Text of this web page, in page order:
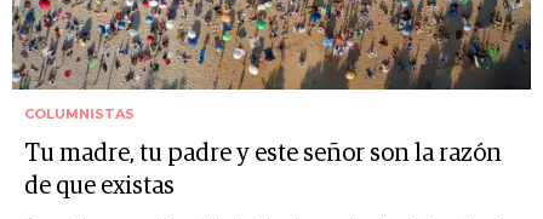
COLUMNISTAS
Tu madre, tu padre y este señor son la razón
de que existas